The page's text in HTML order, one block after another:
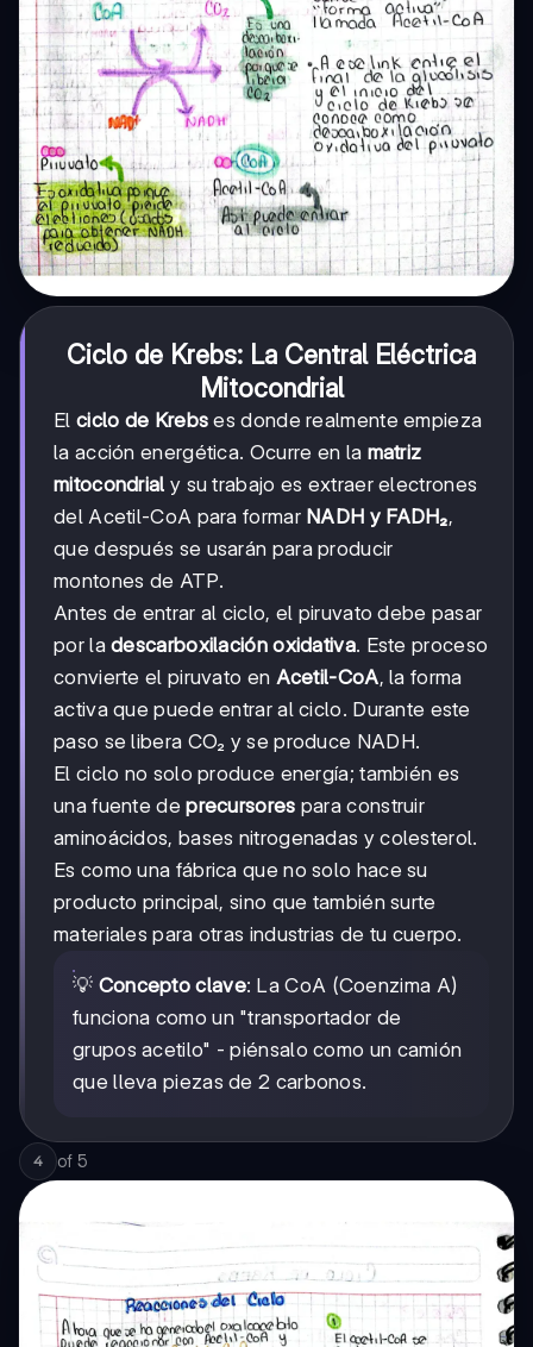
Ciclo de Krebs: La Central Eléctrica
Mitocondrial
El ciclo de Krebs es donde realmente empieza
la acción energética. Ocurre en la matriz
mitocondrial y su trabajo es extraer electrones
del Acetil-CoA para formar NADH y FADH₂,
que después se usarán para producir
montones de ATP.
Antes de entrar al ciclo, el piruvato debe pasar
por ladescarboxilación oxidativa. Este proceso
convierte el piruvato en Acetil-CoA, la forma
activa que puede entrar al ciclo. Durante este
paso se libera CO₂ y se produce NADH.
El ciclo no solo produce energía; también es
una fuente deprecursores para construir
aminoácidos, bases nitrogenadas y colesterol.
Es como una fábrica que no solo hace su
producto principal, sino que también surte
materiales para otras industrias de tu cuerpo.
💡 Concepto clave: La CoA (Coenzima A)
funciona como un "transportador de
grupos acetilo" - piénsalo como un camión
que lleva piezas de 2 carbonos.
4 of 5